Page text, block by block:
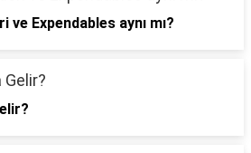
ve Expendables aynı mı?